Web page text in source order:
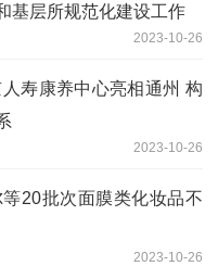
基层所规范化建设工作
2023-10-26
寿康养中心亮相通州 构
2023-10-26
20批次面膜类化妆品不
2023-10-26